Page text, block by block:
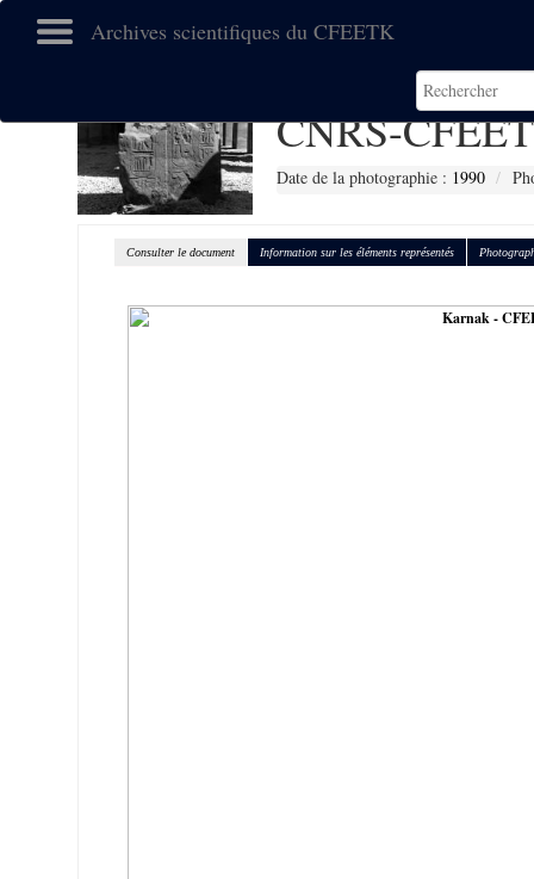
Archives scientifiques du CFEETK
CNRS-
Date de la photographie : 1990
Consulter le document Information sur les éléments représentés